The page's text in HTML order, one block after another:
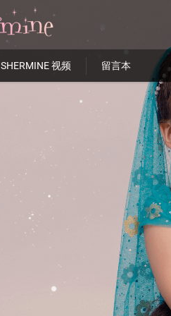
SHERMINE 视频 留言本